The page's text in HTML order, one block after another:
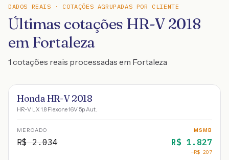
DADOS REAIS · COTAÇÕES AGRUPADAS POR CLIENTE
Últimas cotações HR-V 2018
em Fortaleza
1 cotações reais processadas em Fortaleza
Honda HR-V 2018
HR-V LX 1.8 Flexone 16V 5p Aut.
MERCADO
R$2.034
MSMB
R$ 1.827
−R$ 207